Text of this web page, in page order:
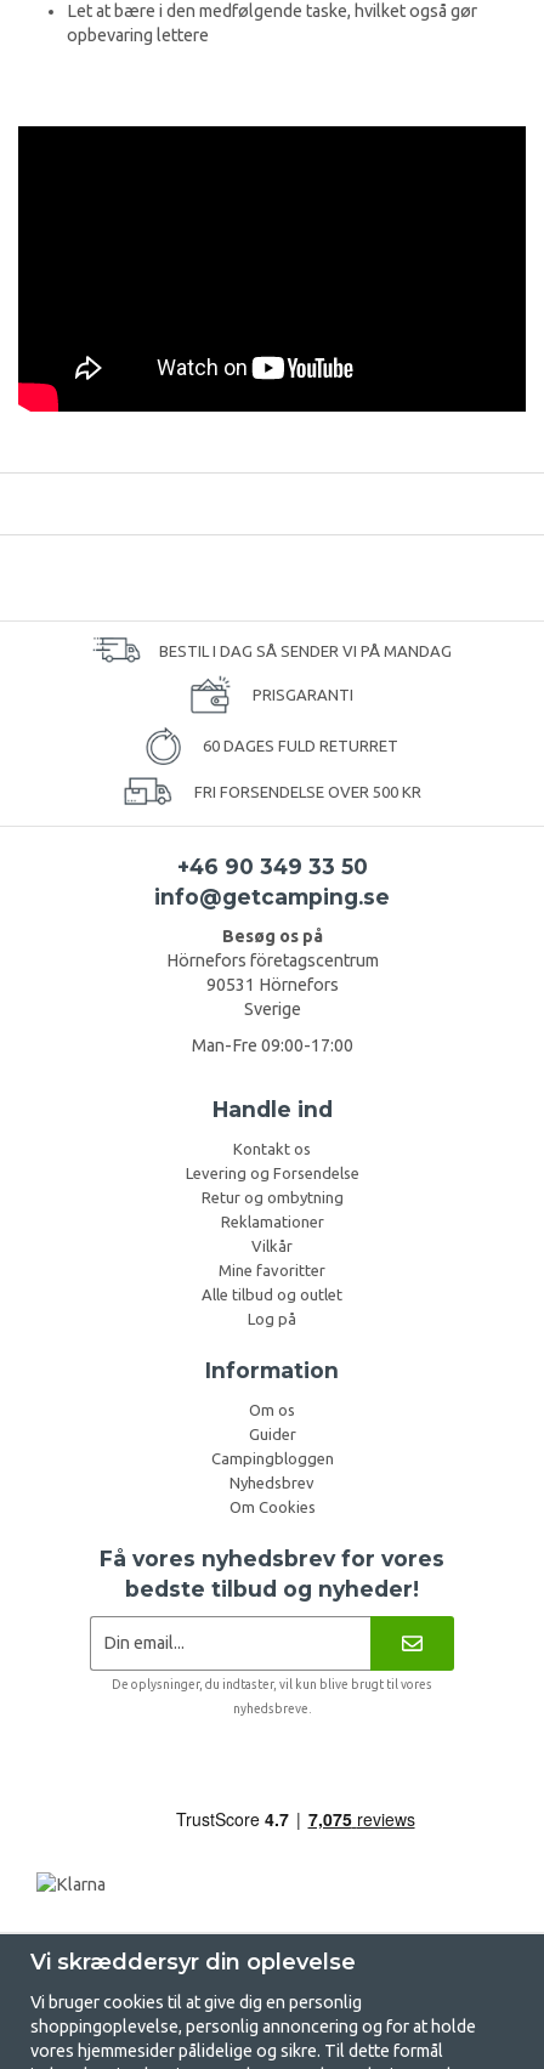
Let at bære i den medfølgende taske, hvilket også gør
opbevaring lettere
BESTIL I DAG SÅ SENDER VI PÅ MANDAG
PRISGARANTI
60 DAGES FULD RETURRET
FRI FORSENDELSE OVER 500 KR
+46 90 349 33 50
info@getcamping.se
Besøg os på
Hörnefors företagscentrum
90531 Hörnefors
Sverige
Man-Fre 09:00-17:00
Handle ind
Kontakt os
Levering og Forsendelse
Retur og ombytning
Reklamationer
Vilkår
Mine favoritter
Alle tilbud og outlet
Log på
Information
Om os
Guider
Campingbloggen
Nyhedsbrev
Om Cookies
Få vores nyhedsbrev for vores
bedste tilbud og nyheder!
De oplysninger, du indtaster, vil kun blive brugt til vores
nyhedsbreve.
Vi skræddersyr din oplevelse
Vi bruger cookies til at give dig en personlig
shoppingoplevelse, personlig annoncering og for at holde
vores hjemmesider pålidelige og sikre. Til dette formål